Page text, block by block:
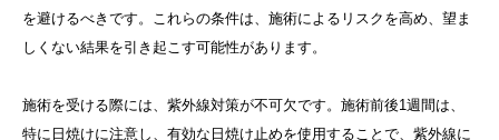
を避けるべきです。これらの条件は、施術によるリスクを高め、望ま
しくない結果を引き起こす可能性があります。
施術を受ける際には、紫外線対策が不可欠です。施術前後1週間は、
特に日焼けに注意し、有効な日焼け止めを使用することで、紫外線に